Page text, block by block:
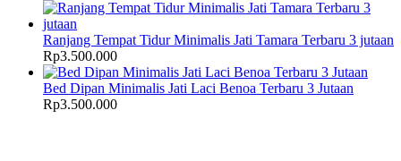
Ranjang Tempat Tidur Minimalis Jati Tamara Terbaru 3 jutaan
Rp3.500.000
Bed Dipan Minimalis Jati Laci Benoa Terbaru 3 Jutaan
Rp3.500.000